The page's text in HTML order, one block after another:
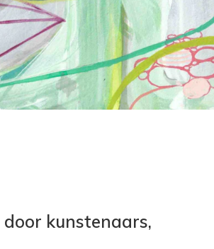
kunstenaars,